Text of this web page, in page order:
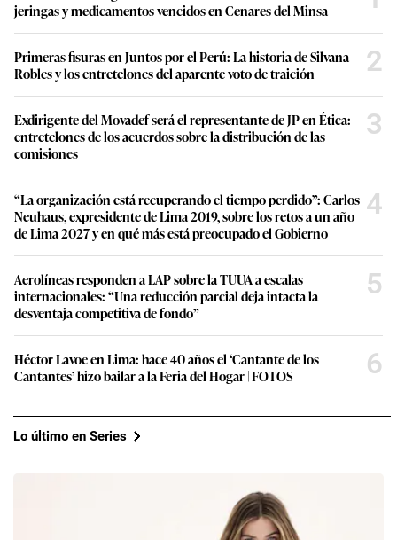
jeringas y medicamentos vencidos en Cenares del Minsa
Primeras fisuras en Juntos por el Perú: La historia de Silvana
Robles y los entretelones del aparente voto de traición
2
Exdirigente del Movadef será el representante de JP en Ética:
entretelones de los acuerdos sobre la distribución de las
comisiones
3
“La organización está recuperando el tiempo perdido”: Carlos
Neuhaus, expresidente de Lima 2019, sobre los retos a un año
de Lima 2027 y en qué más está preocupado el Gobierno
4
Aerolíneas responden a LAP sobre la TUUA a escalas
internacionales: “Una reducción parcial deja intacta la
desventaja competitiva de fondo”
5
Héctor Lavoe en Lima: hace 40 años el ‘Cantante de los
Cantantes’ hizo bailar a la Feria del Hogar | FOTOS
6
Lo último en Series